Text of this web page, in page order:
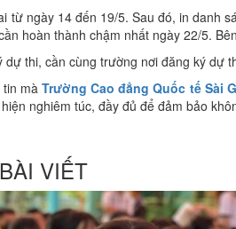
từ ngày 14 đến 19/5. Sau đó, in danh
hoàn thành chậm nhất ngày 22/5.
thi, cần cùng trường nơi đăng ký dự
mà Trường Cao đẳng Quốc tế Sài
nghiêm túc, đầy đủ để đảm bảo
VIẾT